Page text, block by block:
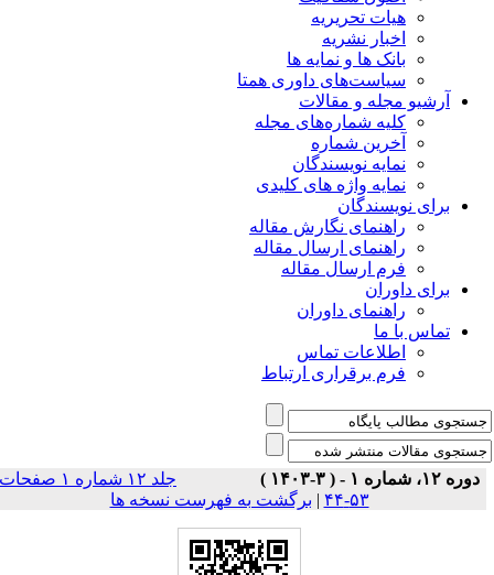
هیات تحریریه
اخبار نشریه
بانک ها و نمایه ها
سیاست‌های داوری همتا
مجله و مقالات
کلیه شماره‌های مجله
آخرین شماره
نمایه نویسندگان
نمایه واژه های کلیدی
نویسندگان
راهنمای نگارش مقاله
راهنمای ارسال مقاله
فرم ارسال مقاله
داوران
راهنمای داوران
با ما
اطلاعات تماس
فرم برقراری ارتباط
جلد ۱۲ شماره ۱ صفحات
برگشت به فهرست نسخه ها